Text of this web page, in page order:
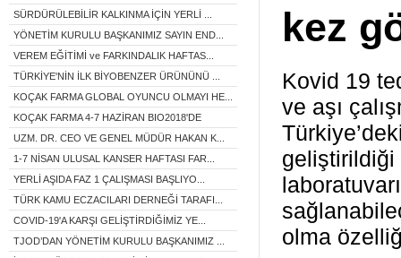
SÜRDÜRÜLEBİLİR KALKINMA İÇİN YERLİ ...
YÖNETİM KURULU BAŞKANIMIZ SAYIN END...
VEREM EĞİTİMİ ve FARKINDALIK HAFTAS...
TÜRKİYE'NİN İLK BİYOBENZER ÜRÜNÜNÜ ...
KOÇAK FARMA GLOBAL OYUNCU OLMAYI HE...
KOÇAK FARMA 4-7 HAZİRAN BIO2018'DE
UZM. DR. CEO VE GENEL MÜDÜR HAKAN K...
1-7 NİSAN ULUSAL KANSER HAFTASI FAR...
YERLİ AŞIDA FAZ 1 ÇALIŞMASI BAŞLIYO...
TÜRK KAMU ECZACILARI DERNEĞİ TARAFI...
COVID-19'A KARŞI GELİŞTİRDİĞİMİZ YE...
TJOD’DAN YÖNETİM KURULU BAŞKANIMIZ ...
kez
Kovid 19
ve aşı
olma